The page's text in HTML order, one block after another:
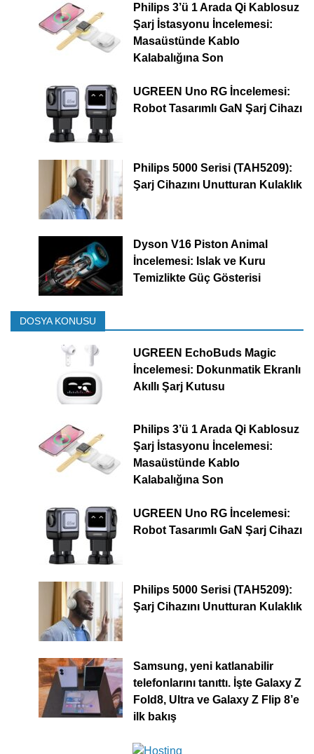
Philips 3’ü 1 Arada Qi Kablosuz
Şarj İstasyonu İncelemesi:
Masaüstünde Kablo
Kalabalığına Son
UGREEN Uno RG İncelemesi:
Robot Tasarımlı GaN Şarj Cihazı
Philips 5000 Serisi (TAH5209):
Şarj Cihazını Unutturan Kulaklık
Dyson V16 Piston Animal
İncelemesi: Islak ve Kuru
Temizlikte Güç Gösterisi
DOSYA KONUSU
UGREEN EchoBuds Magic
İncelemesi: Dokunmatik Ekranlı
Akıllı Şarj Kutusu
Philips 3’ü 1 Arada Qi Kablosuz
Şarj İstasyonu İncelemesi:
Masaüstünde Kablo
Kalabalığına Son
UGREEN Uno RG İncelemesi:
Robot Tasarımlı GaN Şarj Cihazı
Philips 5000 Serisi (TAH5209):
Şarj Cihazını Unutturan Kulaklık
Samsung, yeni katlanabilir
telefonlarını tanıttı. İşte Galaxy Z
Fold8, Ultra ve Galaxy Z Flip 8’e
ilk bakış